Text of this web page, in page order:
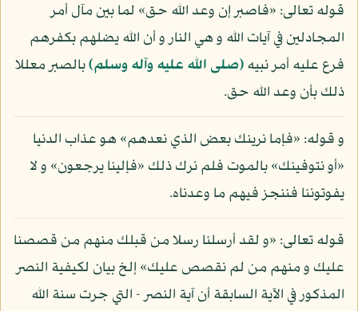
قوله تعالى: «فاصبر إن وعد الله حق» لما بين مآل أمر
المجادلين في آيات الله و هي النار و أن الله يضلهم بكفرهم
فرع عليه أمر نبيه(صلى الله عليه وآله وسلم)بالصبر معللا
ذلك بأن وعد الله حق.
و قوله: «فإما نرينك بعض الذي نعدهم» هو عذاب الدنيا
«أو نتوفينك» بالموت فلم نرك ذلك «فإلينا يرجعون» و لا
يفوتوننا فننجز فيهم ما وعدناه.
قوله تعالى: «و لقد أرسلنا رسلا من قبلك منهم من قصصنا
عليك و منهم من لم نقصص عليك» إلخ بيان لكيفية النصر
المذكور في الآية السابقة أن آية النصر - التي جرت سنة الله